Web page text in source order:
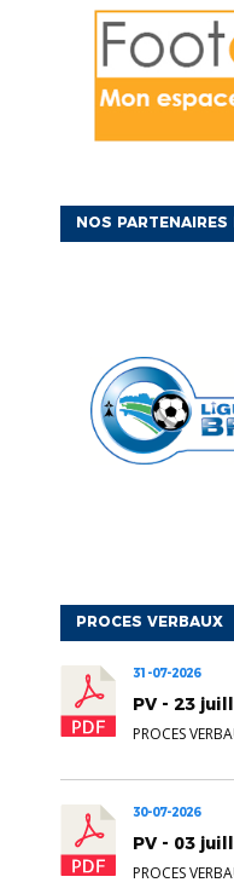
NOS
PROCES VERBAUX
31-07-2026
PV - 23
PROCES
30-07-2026
PV - 03
PROCES